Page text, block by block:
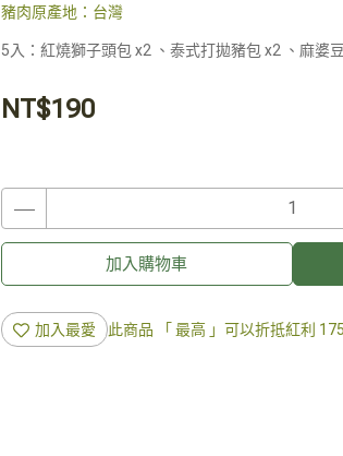
豬肉原產地：台灣
5入：紅燒獅子頭包 x2 、泰式打拋豬包 x2 、麻婆
NT$190
加入購物車
加入最愛 此商品 「 最高 」可以折抵紅利 175